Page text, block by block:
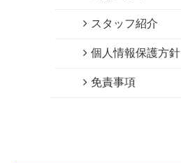
スタッフ紹介
個人情報保護方針
免責事項